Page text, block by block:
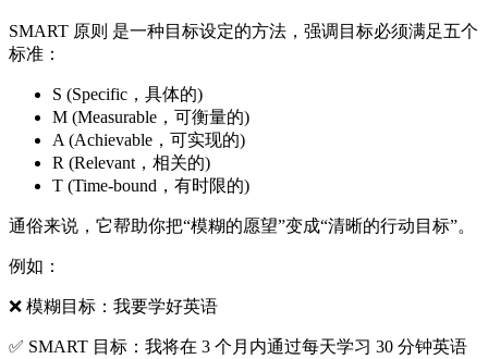
SMART 原则 是一种目标设定的方法，强调目标必须满足五个
标准：
S (Specific，具体的)
M (Measurable，可衡量的)
A (Achievable，可实现的)
R (Relevant，相关的)
T (Time-bound，有时限的)
通俗来说，它帮助你把“模糊的愿望”变成“清晰的行动目标”。
例如：
❌ 模糊目标：我要学好英语
✅ SMART 目标：我将在 3 个月内通过每天学习 30 分钟英语